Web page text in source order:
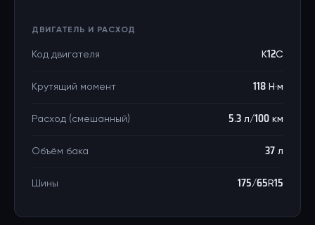
ДВИГАТЕЛЬ И РАСХОД
Код двигателя K12C
Крутящий момент 118 Н·м
Расход (смешанный) 5.3 л/100 км
Объём бака 37 л
Шины 175/65R15